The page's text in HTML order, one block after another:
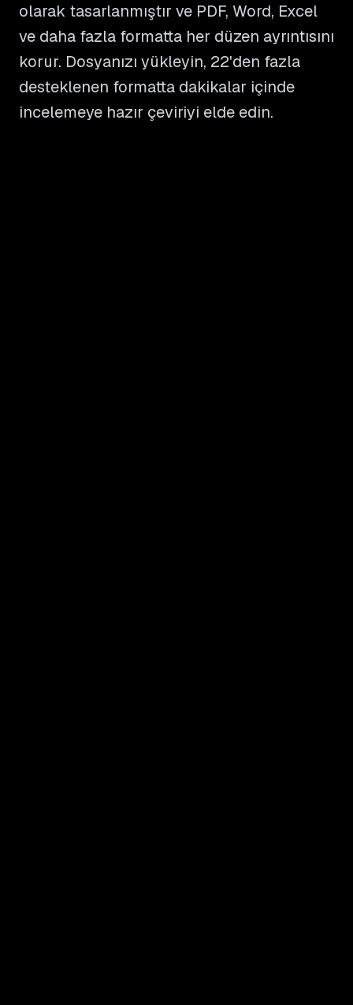
olarak tasarlanmıştır ve PDF, Word, Excel
ve daha fazla formatta her düzen ayrıntısını
korur. Dosyanızı yükleyin, 22'den fazla
desteklenen formatta dakikalar içinde
incelemeye hazır çeviriyi elde edin.